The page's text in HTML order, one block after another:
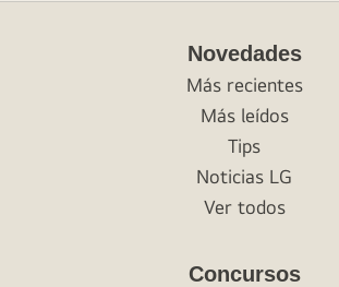
Novedades
Más recientes
Más leídos
Tips
Noticias LG
Ver todos
Concursos